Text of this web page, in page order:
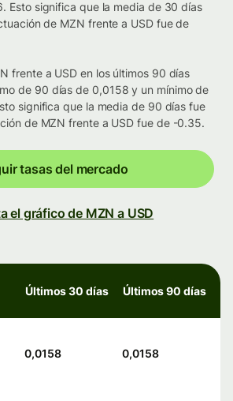
Esto significa que la media de 30 días
de MZN frente a USD fue de
frente a USD en los últimos 90 días
de 90 días de 0,0158 y un mínimo de
significa que la media de 90 días fue
de MZN frente a USD fue de -0.35.
tasas del mercado
el gráfico de MZN a USD
Últimos 30 días Últimos 90 días
0,0158 0,0158